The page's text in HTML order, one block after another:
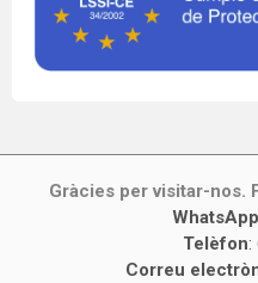
Gràcies per visitar-nos.
WhatsApp
Telèfon:
Correu